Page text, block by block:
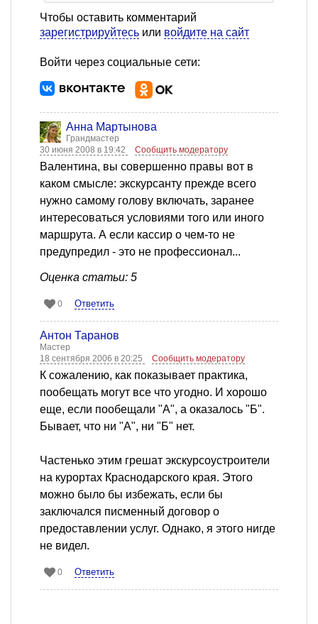
Чтобы оставить комментарий
зарегистрируйтесь или войдите на сайт
Войти через социальные сети:
Анна Мартынова
Грандмастер
30 июня 2008 в 19:42
Сообщить модератору
Валентина, вы совершенно правы вот в
каком смысле: экскурсанту прежде всего
нужно самому голову включать, заранее
интересоваться условиями того или иного
маршрута. А если кассир о чем-то не
предупредил - это не профессионал...
Оценка статьи: 5
0 Ответить
Антон Таранов
Мастер
18 сентября 2006 в 20:25
Сообщить модератору
К сожалению, как показывает практика,
пообещать могут все что угодно. И хорошо
еще, если пообещали "А", а оказалось "Б".
Бывает, что ни "А", ни "Б" нет.
Частенько этим грешат экскурсоустроители
на курортах Краснодарского края. Этого
можно было бы избежать, если бы
заключался писменный договор о
предоставлении услуг. Однако, я этого нигде
не видел.
0 Ответить